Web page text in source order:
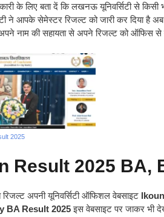
के लिए बता दें कि लखनऊ यूनिवर्सिटी से
ने आपके सेमेस्टर रिजल्ट को जारी कर दिया है
नाम की सहायता से अपने रिजल्ट को ऑफिस
2025
Result 2025 BA,
अपनी यूनिवर्सिटी ऑफिशल वेबसाइट
BA Result 2025इस वेबसाइट पर जाकर भी